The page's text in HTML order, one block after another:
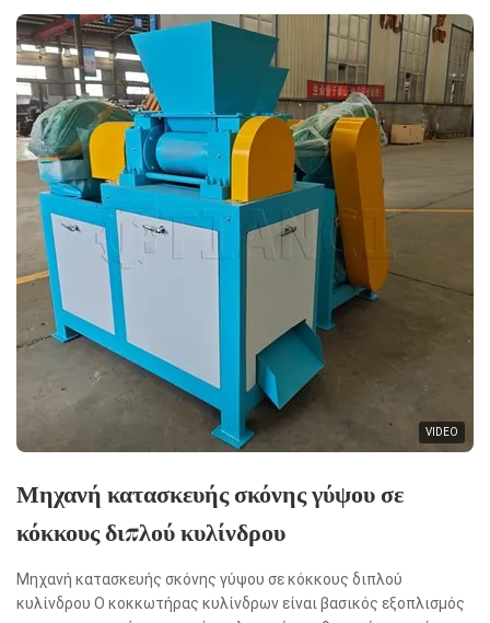
VIDEO
Μηχανή κατασκευής σκόνης γύψου σε
κόκκους διπλού κυλίνδρου
Μηχανή κατασκευής σκόνης γύψου σε κόκκους διπλού
κυλίνδρου Ο κοκκωτήρας κυλίνδρων είναι βασικός εξοπλισμός